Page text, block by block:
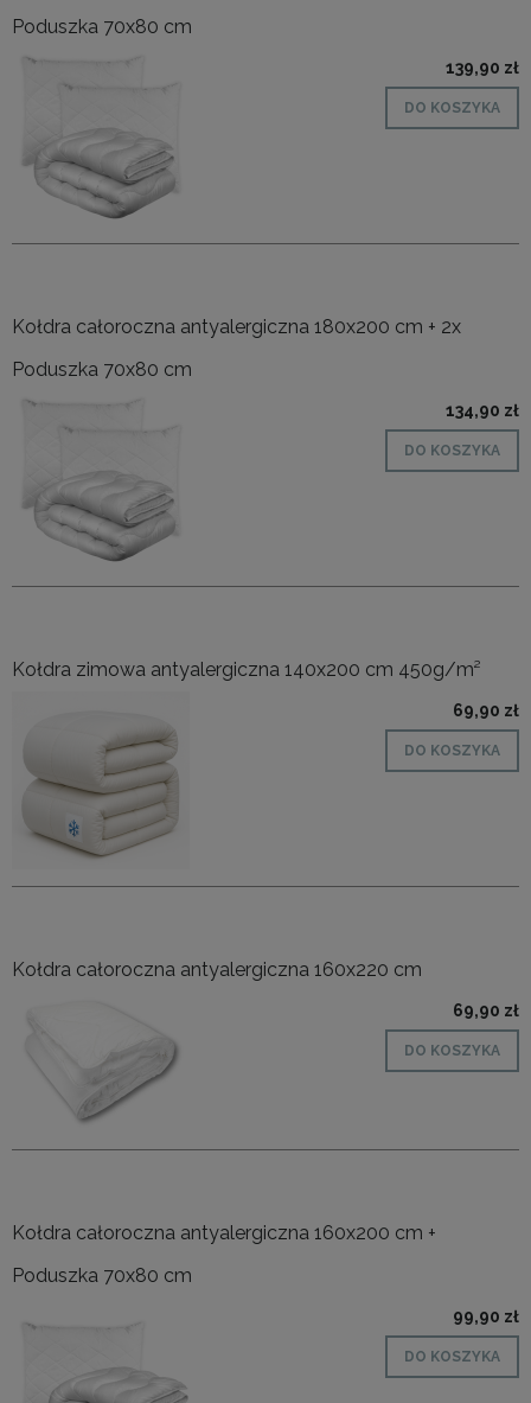
Poduszka 70x80 cm
139,90 zł
DO KOSZYKA
Kołdra całoroczna antyalergiczna 180x200 cm + 2x
Poduszka 70x80 cm
134,90 zł
DO KOSZYKA
Kołdra zimowa antyalergiczna 140x200 cm 450g/m²
69,90 zł
DO KOSZYKA
Kołdra całoroczna antyalergiczna 160x220 cm
69,90 zł
DO KOSZYKA
Kołdra całoroczna antyalergiczna 160x200 cm +
Poduszka 70x80 cm
99,90 zł
DO KOSZYKA